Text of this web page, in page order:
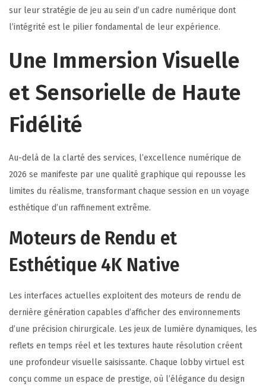
sur leur stratégie de jeu au sein d’un cadre numérique dont
l’intégrité est le pilier fondamental de leur expérience.
Une Immersion Visuelle
et Sensorielle de Haute
Fidélité
Au-delà de la clarté des services, l’excellence numérique de
2026 se manifeste par une qualité graphique qui repousse les
limites du réalisme, transformant chaque session en un voyage
esthétique d’un raffinement extrême.
Moteurs de Rendu et
Esthétique 4K Native
Les interfaces actuelles exploitent des moteurs de rendu de
dernière génération capables d’afficher des environnements
d’une précision chirurgicale. Les jeux de lumière dynamiques, les
reflets en temps réel et les textures haute résolution créent
une profondeur visuelle saisissante. Chaque lobby virtuel est
conçu comme un espace de prestige, où l’élégance du design